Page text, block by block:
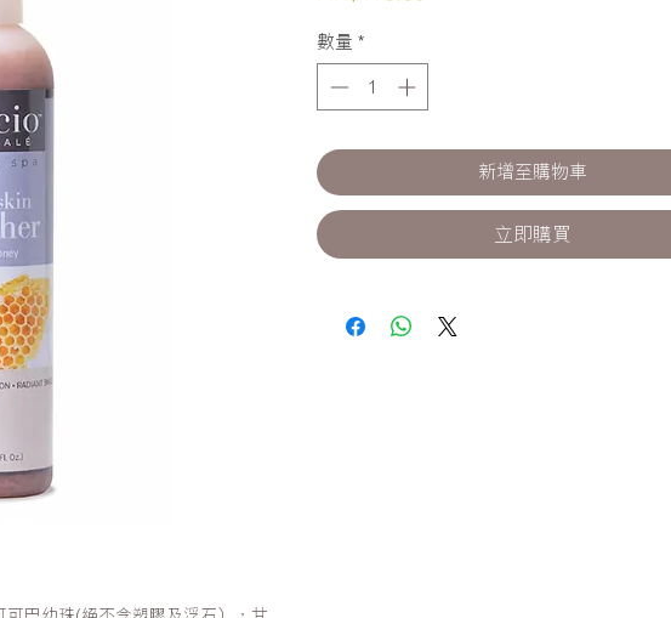
數量 *
新增至購物車
立即購買